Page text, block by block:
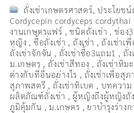
ถั่งเช่าเกษตรศาสตร์,ประโยชน์
Cordycepin cordyceps cordythai
งานเกษตรแฟร์ ,ชนิดถั่งเช่า ,ช่อง
หญิง , ซื้อถั่งเช่า , ถังเช่า , ถังเช่าเ
ถั่งเช่าจักจั่น , ถั่งเช่าซื้อ3แถม1 , ถั่
ม.เกษตร , ถั่งเช่าสีทอง , ถั่งเช่าหิมะ
ต่างกับที่อื่นอย่างไร , ถั่งเช่าเพื่อสุ
สุภาพสตรี , ถั่่งเช่าทิเบต , บทความ
ผลิตภัณฑ์ถั่งเช่า , ผู้หญิงถึงผู้หญิงถั
ภูมิคุ้มกัน ,ม.เกษตร , ยาบำรุงร่างก